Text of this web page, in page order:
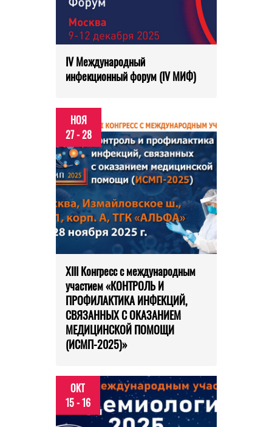
IV Международный
инфекционный форум (IV МИФ)
НОЯ
27 - 28
XIII Конгресс с международным
участием «КОНТРОЛЬ И
ПРОФИЛАКТИКА ИНФЕКЦИЙ,
СВЯЗАННЫХ С ОКАЗАНИЕМ
МЕДИЦИНСКОЙ ПОМОЩИ
(ИСМП-2025)»
ОКТ
15 - 16